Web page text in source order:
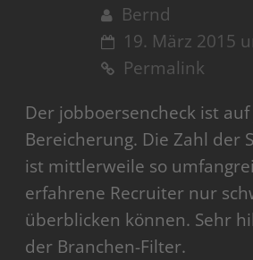
Bernd
19. März 2015
Permalink
Der jobboersencheck ist
Bereicherung. Die Zahl der
ist mittlerweile so
erfahrene Recruiter nur
überblicken können. Sehr
der Branchen-Filter.